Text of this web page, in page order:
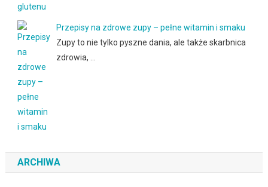
Przepisy na zdrowe zupy – pełne witamin i smaku
Zupy to nie tylko pyszne dania, ale także skarbnica
zdrowia, …
ARCHIWA